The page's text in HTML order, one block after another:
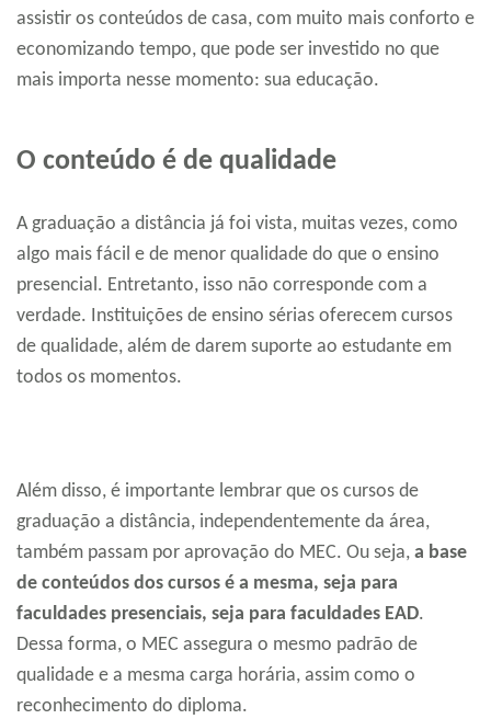
assistir os conteúdos de casa, com muito mais conforto e
economizando tempo, que pode ser investido no que
mais importa nesse momento: sua educação.
O conteúdo é de qualidade
A graduação a distância já foi vista, muitas vezes, como
algo mais fácil e de menor qualidade do que o ensino
presencial. Entretanto, isso não corresponde com a
verdade. Instituições de ensino sérias oferecem cursos
de qualidade, além de darem suporte ao estudante em
todos os momentos.
Além disso, é importante lembrar que os cursos de
graduação a distância, independentemente da área,
também passam por aprovação do MEC. Ou seja, a base
de conteúdos dos cursos é a mesma, seja para
faculdades presenciais, seja para faculdades EAD.
Dessa forma, o MEC assegura o mesmo padrão de
qualidade e a mesma carga horária, assim como o
reconhecimento do diploma.